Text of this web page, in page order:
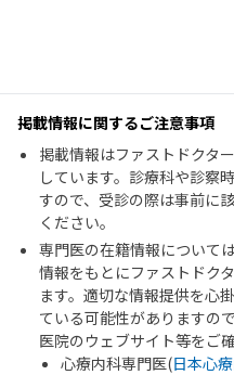
掲載情報に関するご注意事項
掲載情報はファストドクタ
しています。診療科や診察
すので、受診の際は事前に
ください。
専門医の在籍情報について
情報をもとにファストドク
ます。適切な情報提供を心
ている可能性がありますの
医院のウェブサイト等をご
心療内科専門医(日本心